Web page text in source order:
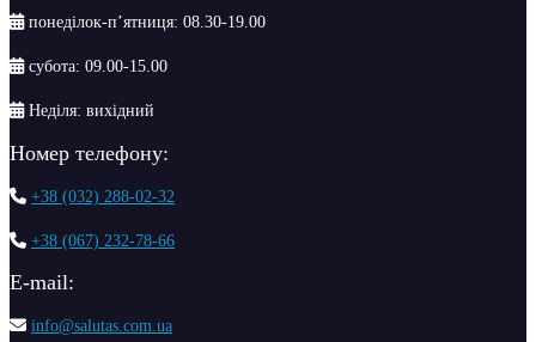
понеділок-п’ятниця: 08.30-19.00
субота: 09.00-15.00
Неділя: вихідний
Номер телефону:
+38 (032) 288-02-32
+38 (067) 232-78-66
Е-mail:
info@salutas.com.ua